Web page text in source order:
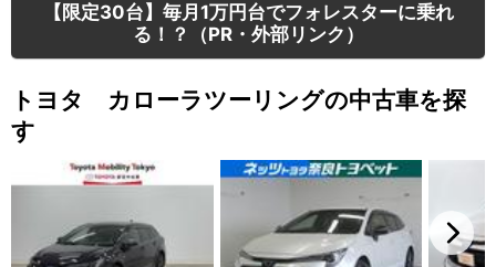
【限定30台】毎月1万円台でフォレスターに乗れ
る！？（PR・外部リンク）
トヨタ カローラツーリングの中古車を探
す